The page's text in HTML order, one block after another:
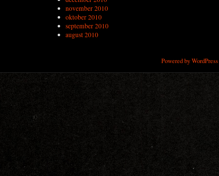
november 2010
oktober 2010
september 2010
august 2010
Powered by WordPress